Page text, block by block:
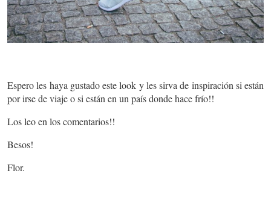
Espero les haya gustado este look y les sirva de inspiración si están
por irse de viaje o si están en un país donde hace frío!!
Los leo en los comentarios!!
Besos!
Flor.